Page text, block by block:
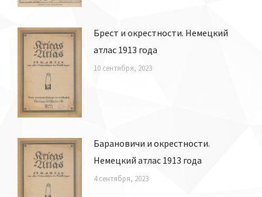
Брест и окрестности. Немецкий
атлас 1913 года
10 сентября, 2023
Барановичи и окрестности.
Немецкий атлас 1913 года
4 сентября, 2023